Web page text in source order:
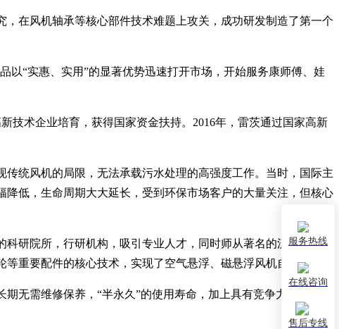
在风机轴承等核心部件技术难题上攻关，成功研发制造了第一个
以“实惠、实用”的显著优势迅速打开市场，开始服务康师傅、娃
技术企业培育，获得国家资金扶持。2016年，雷茨通过国家高新
统风机的局限，无法承载污水处理的高强度工作。当时，国际主
低，生命周期大大延长，受到环保市场客户的大量关注，但核心
研院所，行研机构，吸引专业人才，同时师从著名的流体力学专
重要配件的核心技术，实现了空气悬浮、磁悬浮风机自主生产。
无需维修保养，“半永久”的使用寿命，加上具有竞争力的价格，
服务热线
在线咨询
售后专线